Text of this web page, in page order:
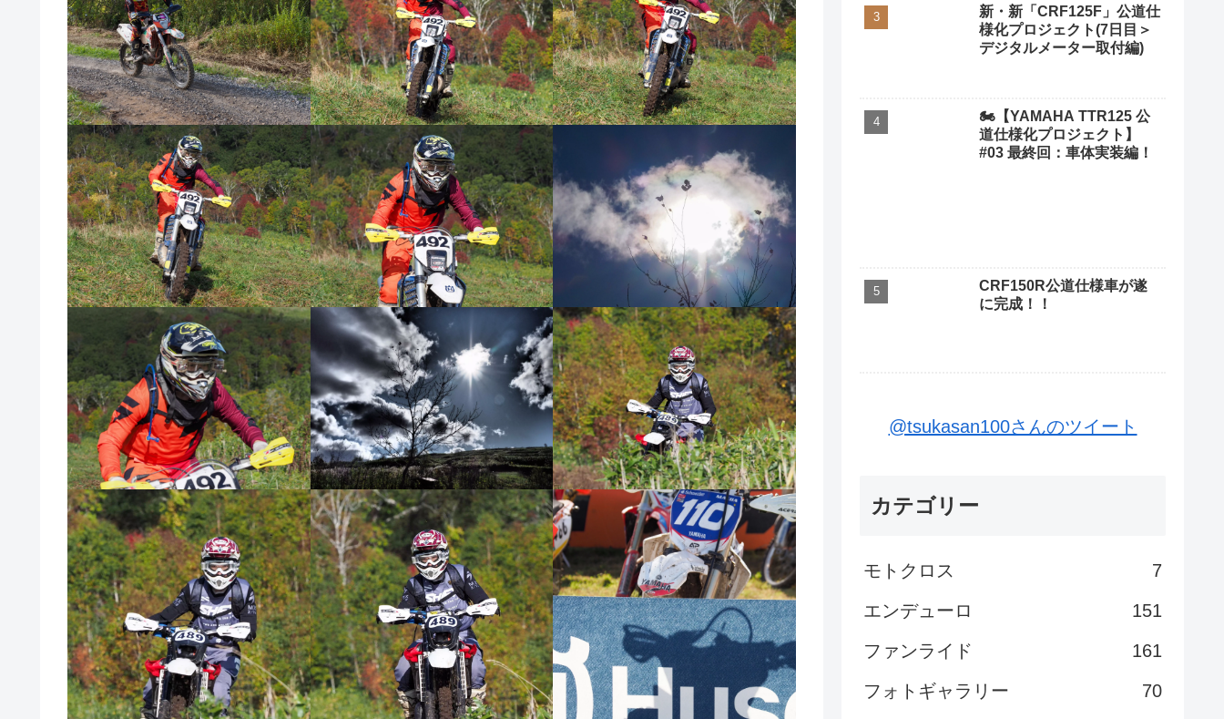
新・新「CRF125F」公道仕
様化プロジェクト(7日目＞
デジタルメーター取付編)
🏍️【YAMAHA TTR125 公
道仕様化プロジェクト】
#03 最終回：車体実装編！
CRF150R公道仕様車が遂
に完成！！
@tsukasan100さんのツイート
カテゴリー
モトクロス
7
エンデューロ
151
ファンライド
161
フォトギャラリー
70